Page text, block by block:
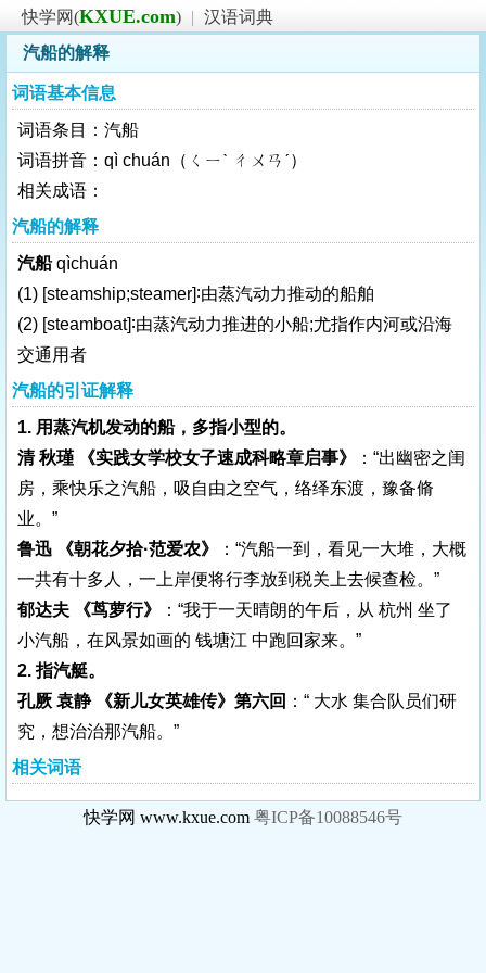
快学网(KXUE.com) | 汉语词典
汽船的解释
词语基本信息
词语条目：汽船
词语拼音：qì chuán（ㄑㄧˋ ㄔㄨㄢˊ）
相关成语：
汽船的解释
汽船 qìchuán
(1) [steamship;steamer]∶由蒸汽动力推动的船舶
(2) [steamboat]∶由蒸汽动力推进的小船;尤指作内河或沿海
交通用者
汽船的引证解释
1. 用蒸汽机发动的船，多指小型的。
清 秋瑾 《实践女学校女子速成科略章启事》
：“出幽密之闺
房，乘快乐之汽船，吸自由之空气，络绎东渡，豫备脩
业。”
鲁迅 《朝花夕拾·范爱农》
：“汽船一到，看见一大堆，大概
一共有十多人，一上岸便将行李放到税关上去候查检。”
郁达夫 《茑萝行》
：“我于一天晴朗的午后，从 杭州 坐了
小汽船，在风景如画的 钱塘江 中跑回家来。”
2. 指汽艇。
孔厥 袁静 《新儿女英雄传》第六回 ：“ 大水 集合队员们研
究，想治治那汽船。”
相关词语
快学网 www.kxue.com 粤ICP备10088546号